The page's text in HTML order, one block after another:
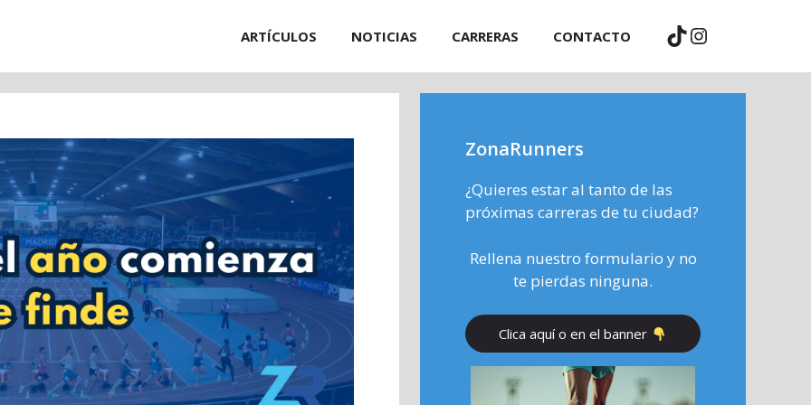
ARTÍCULOS NOTICIAS CARRERAS CONTACTO TikTok
Instagram
ZonaRunners
¿Quieres estar al tanto de las
próximas carreras de tu ciudad?
Rellena nuestro formulario y no
te pierdas ninguna.
Clica aquí o en el banner